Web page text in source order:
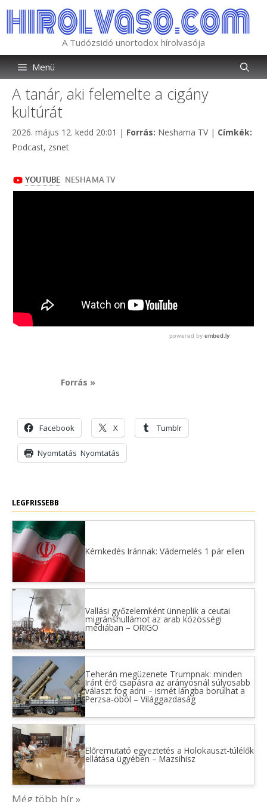
tartalomba
A Tudózsidó unortodox hírolvasója
Menü
A tanár, aki felemelte a cigány
kultúrát
2026. május 12. kedd 20:01 | Forrás: Kategória
Neshama TV | Címkék:
Podcast, zsnet
Forrás »
Facebook X Tumblr
Nyomtatás Nyomtatás
LEGFRISSEBB
Kémkedés Iránnak: Vádemelés 1 pár ellen
Vallási győzelemként ünneplik a ceutai
migránshullámot az arab közösségi
médiában – ORIGO
Teherán megüzenete Trumpnak: minden
Iránt érő csapásra az arányosnál súlyosabb
választ fog adni – ismét lángba borulhat a
Perzsa-öböl – Világgazdaság
Előremutató egyeztetés a Holokauszt-túlélők
ellátása ügyében – Mazsihisz
Még több hír »